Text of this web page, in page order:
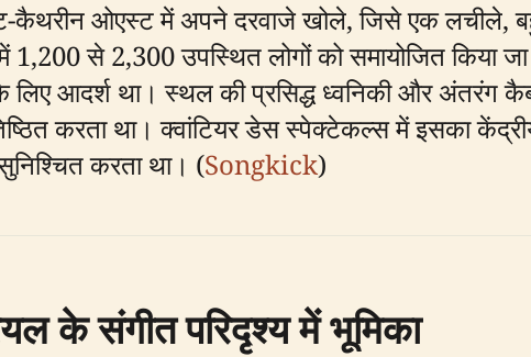
ओएस्ट में अपने दरवाजे खोले, जिसे एक लचीले,
से 2,300 उपस्थित लोगों को समायोजित किया
लिए आदर्श था। स्थल की प्रसिद्ध ध्वनिकी और अंतरंग
करता था। क्वांटियर डेस स्पेक्टेकल्स में इसका
करता था। (Songkick)
के संगीत परिदृश्य में भूमिका